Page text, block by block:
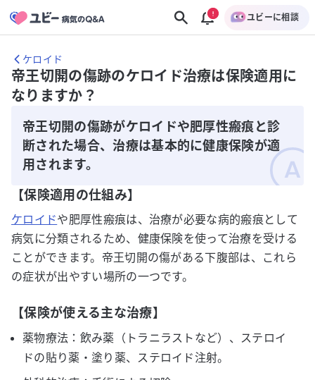
ユビーに相談
ケロイド
帝王切開の傷跡のケロイド治療は保険適用に
なりますか？
帝王切開の傷跡がケロイドや肥厚性瘢痕と診
断された場合、治療は基本的に健康保険が適
用されます。
【保険適用の仕組み】
ケロイドや肥厚性瘢痕は、治療が必要な病的瘢痕として
病気に分類されるため、健康保険を使って治療を受ける
ことができます。帝王切開の傷がある下腹部は、これら
の症状が出やすい場所の一つです。
【保険が使える主な治療】
薬物療法：飲み薬（トラニラストなど）、ステロイ
ドの貼り薬・塗り薬、ステロイド注射。